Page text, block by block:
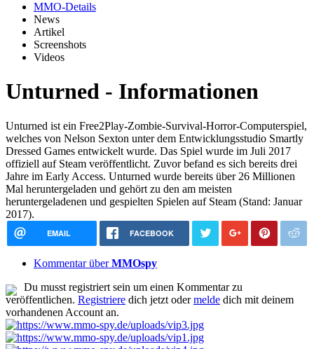
MMO-Details
News
Artikel
Screenshots
Videos
Unturned - Informationen
Unturned ist ein Free2Play-Zombie-Survival-Horror-Computerspiel,
welches von Nelson Sexton unter dem Entwicklungsstudio Smartly
Dressed Games entwickelt wurde. Das Spiel wurde im Juli 2017
offiziell auf Steam veröffentlicht. Zuvor befand es sich bereits drei
Jahre im Early Access. Unturned wurde bereits über 26 Millionen
Mal heruntergeladen und gehört zu den am meisten
heruntergeladenen und gespielten Spielen auf Steam (Stand: Januar
2017).
EMAIL FACEBOOK
Kommentar überMMOspy
Du musst registriert sein um einen Kommentar zu
veröffentlichen. Registriere dich jetzt odermelde dich mit deinem
vorhandenen Account an.